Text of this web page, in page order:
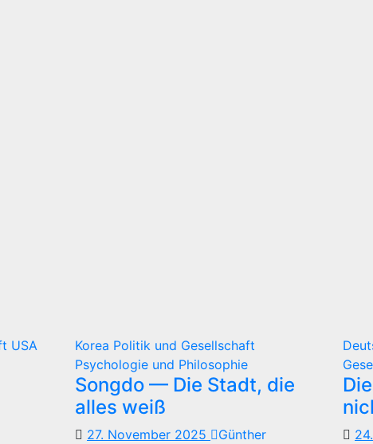
USA Korea Politik und Gesellschaft
Psychologie und Philosophie
Songdo — Die Stadt, die
alles weiß
27. November 2025
Günther